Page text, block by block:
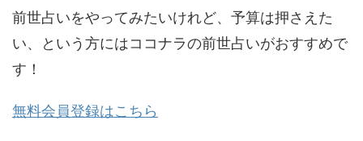
前世占いをやってみたいけれど、予算は押さえた
い、という方にはココナラの前世占いがおすすめで
す！
無料会員登録はこちら